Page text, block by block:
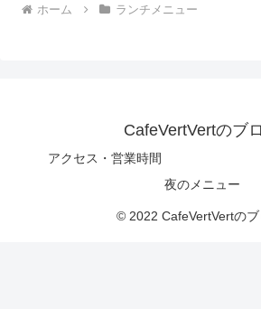
ホーム ランチメニュー
CafeVertVertのブ
アクセス・営業時間
夜のメニュー
© 2022 CafeVertVertのブ